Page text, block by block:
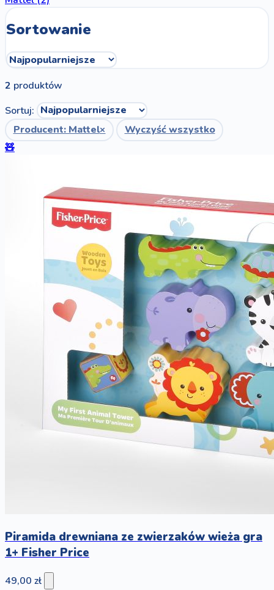
Sortowanie
2 produktów
Sortuj:
Producent: Mattel×
Wyczyść wszystko
🧸
Piramida drewniana ze zwierzaków wieża gra
1+ Fisher Price
49,00 zł